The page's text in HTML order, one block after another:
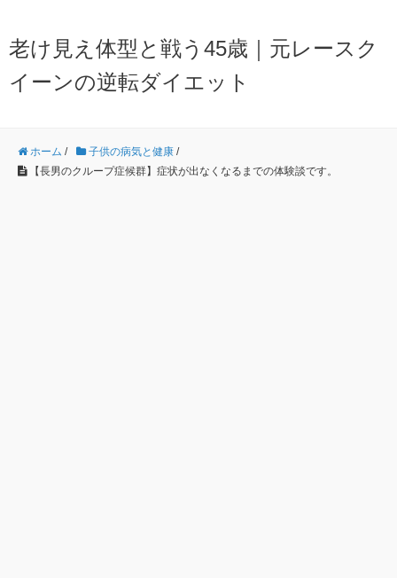
老け見え体型と戦う45歳｜元レースク
イーンの逆転ダイエット
ホーム / 子供の病気と健康 /
【長男のクループ症候群】症状が出なくなるまでの体験談です。